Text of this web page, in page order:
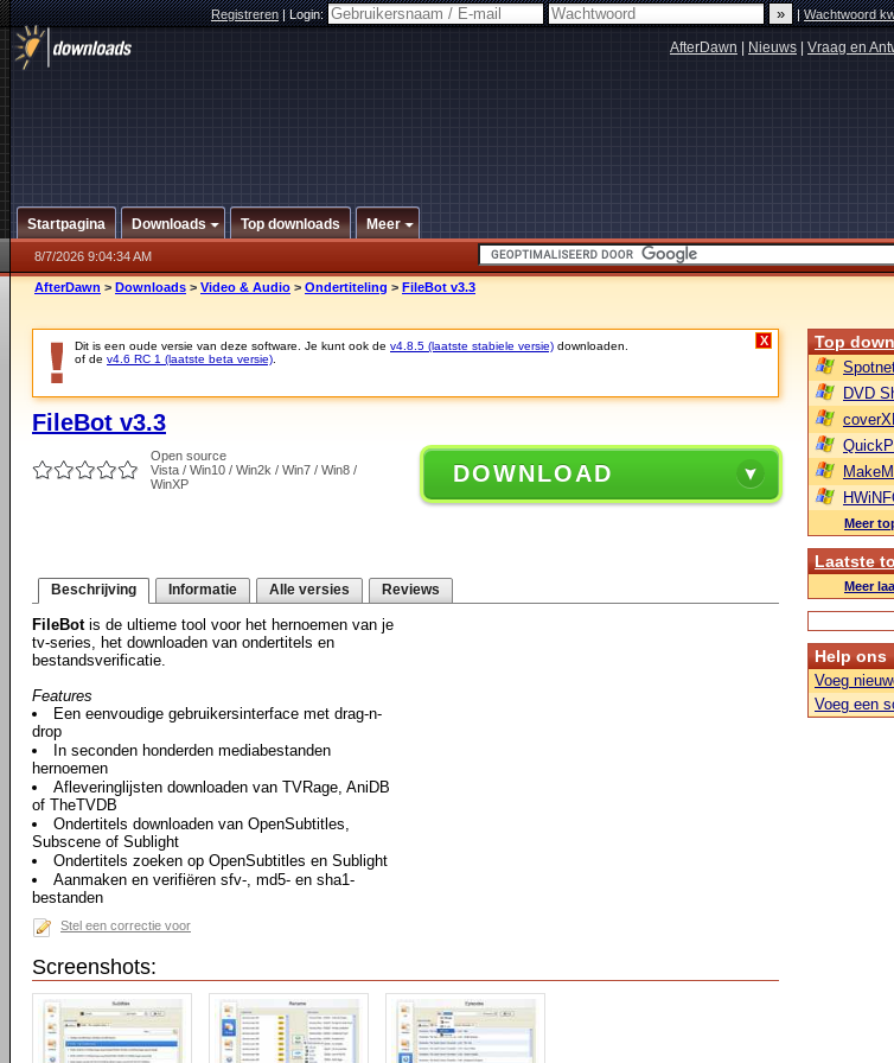
Registreren|Login: |Wachtwoord
AfterDawn Nieuws Vraag en
Startpagina Downloads Top downloads Meer
8/7/2026 9:04:34 AM
AfterDawn > Downloads > Video & Audio > Ondertiteling > FileBot v3.3
Dit is een oude versie van deze software. Je kunt ook de v4.8.5 (laatste stabiele versie) downloaden.
of de v4.6 RC 1 (laatste beta versie)
X
FileBot v3.3
Open source
Vista / Win10 / Win2k / Win7 / Win8 /
WinXP
DOWNLOAD
Beschrijving Informatie Alle versies Reviews
FileBotis de ultieme tool voor het hernoemen van je
tv-series, het downloaden van ondertitels en
bestandsverificatie.
Features
Een eenvoudige gebruikersinterface met drag-n-
drop
In seconden honderden mediabestanden
hernoemen
Afleveringlijsten downloaden van TVRage, AniDB
of TheTVDB
Ondertitels downloaden van OpenSubtitles,
Subscene of Sublight
Ondertitels zoeken op OpenSubtitles en Sublight
Aanmaken en verifiëren sfv-, md5- en sha1-
bestanden
Stel een correctie voor
Screenshots:
Top
DVD
Meer
Laatste
Meer
Help ons
Voeg
Voeg een